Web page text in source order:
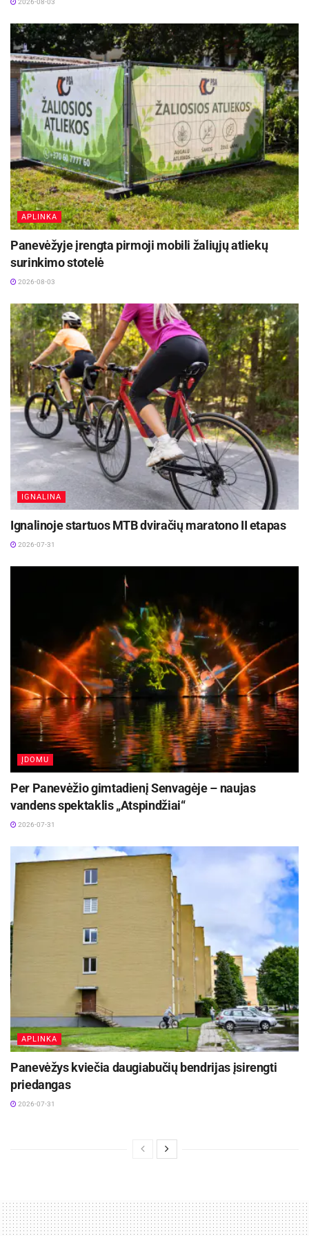
aisiais „Lietkabeliui“ patekus į finalą, trečiąja
vieta tenkinosi „Žalgiris“.
Šiame sezone komandos tarpusavyje kovėsi
penkis kartus. Tris dvikovas laimėjo
klaipėdiečiai, o likusias dvi, įskaitant ir Citadele
KMT bronzinį finalą, – panevėžiečiai.
Visas didžiojo ir mažojo finalų dvikovas
tiesiogiai transliuos BTV ir TeliaPlay.
Žymos: Krepšinis
2026-08-03
APLINKA
Panevėžyje įrengta pirmoji mobili žaliųjų atliekų
surinkimo stotelė
2026-08-03
IGNALINA
Ignalinoje startuos MTB dviračių maratono II etapas
2026-07-31
ĮDOMU
Per Panevėžio gimtadienį Senvagėje – naujas
vandens spektaklis „Atspindžiai“
2026-07-31
APLINKA
Panevėžys kviečia daugiabučių bendrijas įsirengti
priedangas
2026-07-31